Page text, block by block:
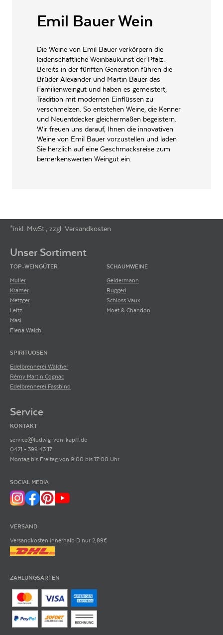
ALLERGENE / INHALTSSTOFFE
INHALT (LITER) 0.75 l
PRODUZENT / ABFÜLLER / HERSTELLER
Emil Bauer GbR,
Walsheimer Straße 18 76829
Landau-Nußdorf
WEINTYPGESCHMACK Trocken
4260213812111
ARTIKELNUMMER 106220
Emil Bauer Wein
Die Weine von Emil Bauer verkörpern die
leidenschaftliche Weinbaukunst der Pfalz.
Bereits in der fünften Generation führen die
Brüder Alexander und Martin Bauer das
Familienweingut und haben es gemeistert,
Tradition mit modernen Einflüssen zu
verschmelzen. So entstehen Weine, die Kenner
und Neuentdecker gleichermaßen begeistern.
Wir freuen uns darauf, Ihnen die innovativen
Weine von Emil Bauer vorzustellen und laden
Sie herzlich auf eine Geschmacksreise zum
bemerkenswerten Weingut ein.
*inkl. MwSt., zzgl. Versandkosten
Unser Sortiment
TOP-WEINGÜTER
Müller
Krämer
Metzger
Leitz
Masi
Elena Walch
SCHAUMWEINE
Geldermann
Ruggeri
Schloss Vaux
Moët & Chandon
SPIRITUOSEN
Edelbrennerei Walcher
Rémy Martin Cognac
Edelbrennerei Fassbind
Service
KONTAKT
service@ludwig-von-kapff.de
0421 - 399 43 17
Montag bis Freitag von 9:00 bis 17:00 Uhr
SOCIAL MEDIA
VERSAND
Versandkosten innerhalb D nur 2,89€
ZAHLUNGSARTEN